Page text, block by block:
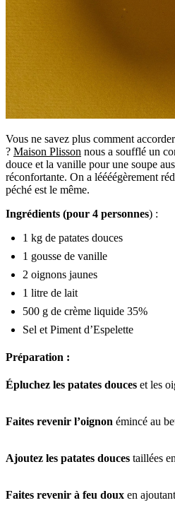
Vous ne savez plus comment
? Maison Plisson nous a soufflé un
douce et la vanille pour une soupe
réconfortante. On a léééégèrement
péché est le même.
Ingrédients (pour 4 personnes) :
1 kg de patates douces
1 gousse de vanille
2 oignons jaunes
1 litre de lait
500 g de crème liquide 35%
Sel et Piment d’Espelette
Préparation :
Épluchez les patates douces et les
Faites revenir l’oignon émincé au
Ajoutez les patates douces taillées
Faites revenir à feu doux en